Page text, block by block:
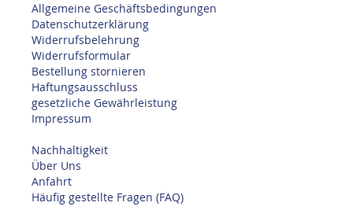
Allgemeine Geschäftsbedingungen
Datenschutzerklärung
Widerrufsbelehrung
Widerrufsformular
Bestellung stornieren
Haftungsausschluss
gesetzliche Gewährleistung
Impressum
Nachhaltigkeit
Über Uns
Anfahrt
Häufig gestellte Fragen (FAQ)